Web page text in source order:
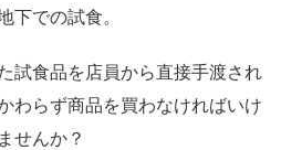
下での試食。
試食品を店員から直接手渡され
わらず商品を買わなければいけ
せんか？